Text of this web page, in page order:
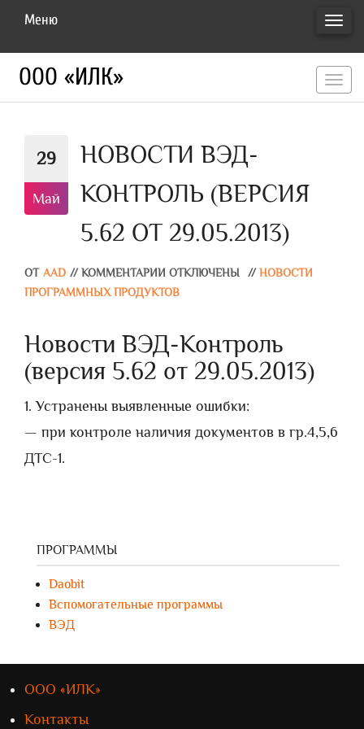
Меню
ООО «ИЛК»
29
Май
НОВОСТИ ВЭД-
КОНТРОЛЬ (ВЕРСИЯ
5.62 ОТ 29.05.2013)
ОТ AAD // КОММЕНТАРИИ ОТКЛЮЧЕНЫ // НОВОСТИ
ПРОГРАММНЫХ ПРОДУКТОВ
Новости ВЭД-Контроль
(версия 5.62 от 29.05.2013)
1. Устранены выявленные ошибки:
— при контроле наличия документов в гр.4,5,6
ДТС-1.
ПРОГРАММЫ
Daobit
Вспомогательные программы
ВЭД
ООО «ИЛК»
Контакты